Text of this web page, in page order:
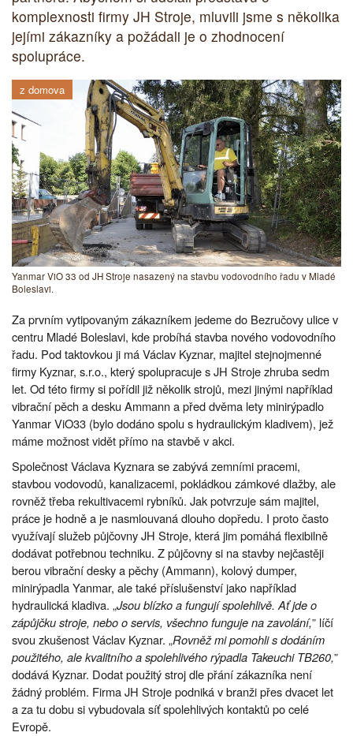
komplexnosti firmy JH Stroje, mluvili jsme s několika
jejími zákazníky a požádali je o zhodnocení
spolupráce.
z domova
Yanmar ViO 33 od JH Stroje nasazený na stavbu vodovodního řadu v Mladé
Boleslavi.
Za prvním vytipovaným zákazníkem jedeme do Bezručovy ulice v
centru Mladé Boleslavi, kde probíhá stavba nového vodovodního
řadu. Pod taktovkou ji má Václav Kyznar, majitel stejnojmenné
firmy Kyznar, s.r.o., který spolupracuje s JH Stroje zhruba sedm
let. Od této firmy si pořídil již několik strojů, mezi jinými například
vibrační pěch a desku Ammann a před dvěma lety minirýpadlo
Yanmar ViO33 (bylo dodáno spolu s hydraulickým kladivem), jež
máme možnost vidět přímo na stavbě v akci.
Společnost Václava Kyznara se zabývá zemními pracemi,
stavbou vodovodů, kanalizacemi, pokládkou zámkové dlažby, ale
rovněž třeba rekultivacemi rybníků. Jak potvrzuje sám majitel,
práce je hodně a je nasmlouvaná dlouho dopředu. I proto často
využívají služeb půjčovny JH Stroje, která jim pomáhá flexibilně
dodávat potřebnou techniku. Z půjčovny si na stavby nejčastěji
berou vibrační desky a pěchy (Ammann), kolový dumper,
minirýpadla Yanmar, ale také příslušenství jako například
hydraulická kladiva. „Jsou blízko a fungují spolehlivě. Ať jde o
zápůjčku stroje, nebo o servis, všechno funguje na zavolání,” líčí
svou zkušenost Václav Kyznar. „Rovněž mi pomohli s dodáním
použitého, ale kvalitního a spolehlivého rýpadla Takeuchi TB260,”
dodává Kyznar. Dodat použitý stroj dle přání zákazníka není
žádný problém. Firma JH Stroje podniká v branži přes dvacet let
a za tu dobu si vybudovala síť spolehlivých kontaktů po celé
Evropě.